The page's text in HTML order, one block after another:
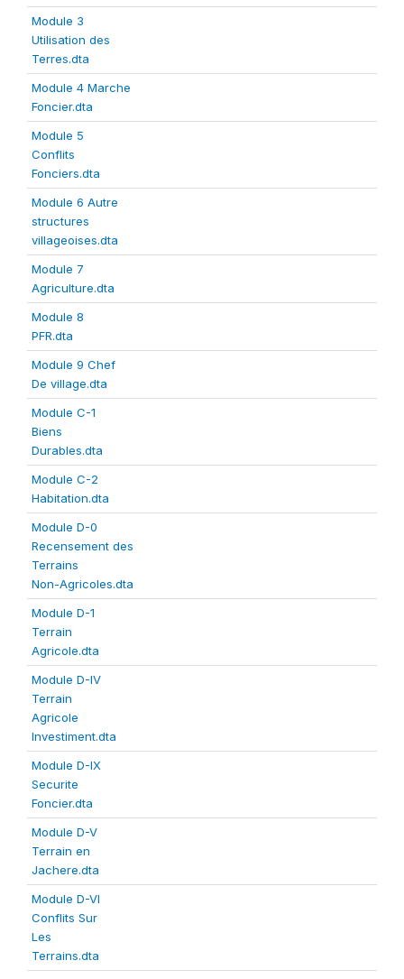
Module 3
Utilisation des
Terres.dta
Module 4 Marche
Foncier.dta
Module 5
Conflits
Fonciers.dta
Module 6 Autre
structures
villageoises.dta
Module 7
Agriculture.dta
Module 8
PFR.dta
Module 9 Chef
De village.dta
Module C-1
Biens
Durables.dta
Module C-2
Habitation.dta
Module D-0
Recensement des
Terrains
Non-Agricoles.dta
Module D-1
Terrain
Agricole.dta
Module D-IV
Terrain
Agricole
Investiment.dta
Module D-IX
Securite
Foncier.dta
Module D-V
Terrain en
Jachere.dta
Module D-VI
Conflits Sur
Les
Terrains.dta